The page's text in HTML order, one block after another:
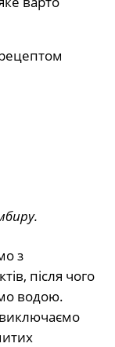
з
після чого
водою.